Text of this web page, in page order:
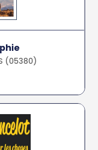
(05380)